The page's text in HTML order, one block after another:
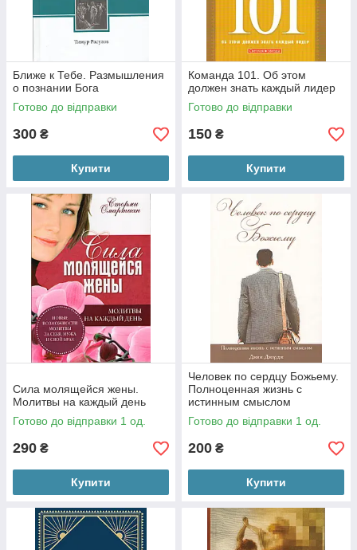
Ближе к Тебе. Размышления
о познании Бога
Готово до відправки
300 ₴
Купити
Команда 101. Об этом
должен знать каждый лидер
Готово до відправки
150 ₴
Купити
Сила молящейся жены.
Молитвы на каждый день
Готово до відправки 1 од.
290 ₴
Купити
Человек по сердцу Божьему.
Полноценная жизнь с
истинным смыслом
Готово до відправки 1 од.
200 ₴
Купити